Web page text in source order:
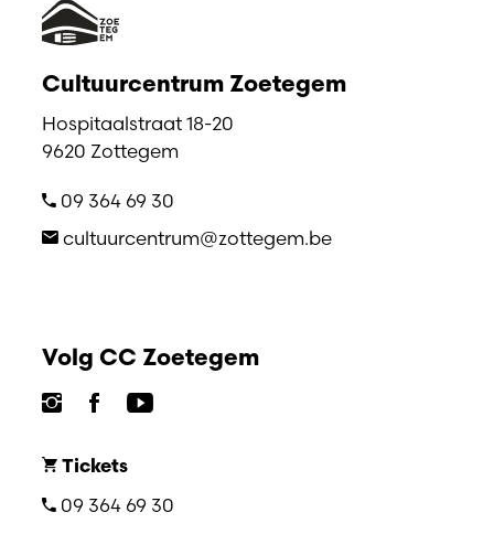
Cultuurcentrum Zoetegem
Hospitaalstraat 18-20
9620 Zottegem
09 364 69 30
cultuurcentrum@zottegem.be
Volg CC Zoetegem
Tickets
09 364 69 30